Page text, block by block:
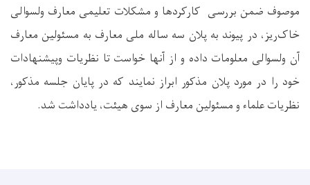
موصوف ضمن بررسی کارکردها و ‌مشکلات تعلیمی معارف ولسوالی
خاک‌ریز، در پیوند به پلان سه ساله ملی معارف به مسئولین معارف
آن ولسوالی معلومات داده و از آنها خواست تا نظریات و‌پیشنهادات
خود را در مورد پلان مذکور ابراز نمایند که در پایان جلسه مذکور،
نظریات علماء و مسئولین معارف از سوی هیئت، یادداشت شد.